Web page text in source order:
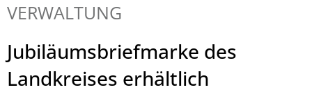
VERWALTUNG
Jubiläumsbriefmarke des
Landkreises erhältlich